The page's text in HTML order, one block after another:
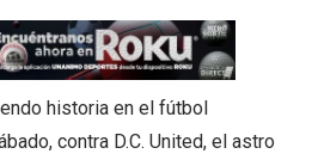
historia en el fútbol
contra D.C. United, el astro